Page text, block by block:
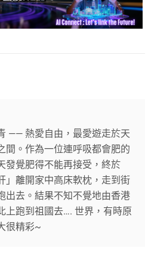
—— 熱愛自由，最愛遊走於天
間。作為一位連呼吸都會肥的
發覺肥得不能再接受，終於
」離開家中高床軟枕，走到街
出去。結果不知不覺地由香港
上跑到祖國去…. 世界，有時原
很精彩~